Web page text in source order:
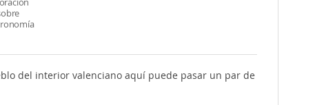
del interior valenciano aquí puede pasar un par de